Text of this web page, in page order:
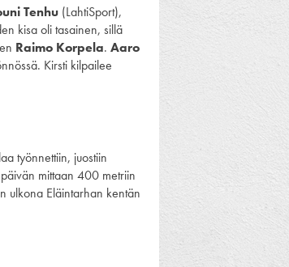
Tenhu (LahtiSport),
kisa oli tasainen, sillä
Raimo Korpela. Aaro
Kirsti kilpailee
työnnettiin, juostiin
mittaan 400 metriin
ulkona Eläintarhan kentän